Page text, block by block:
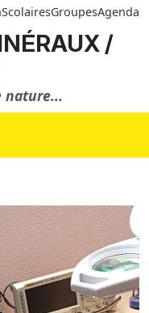
ScolairesGroupesAgenda
/
nature...